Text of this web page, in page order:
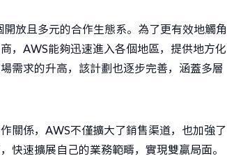
放且多元的合作生態系。為了更有效地觸角
，AWS能夠迅速進入各個地區，提供地方化
需求的升高，該計劃也逐步完善，涵蓋多層
關係，AWS不僅擴大了銷售渠道，也加強了
快速擴展自己的業務範疇，實現雙贏局面。